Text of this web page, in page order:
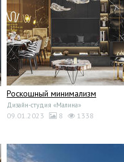
Роскошный минимализм
Дизайн-студия «Малина»
09.01.2023 8 1338